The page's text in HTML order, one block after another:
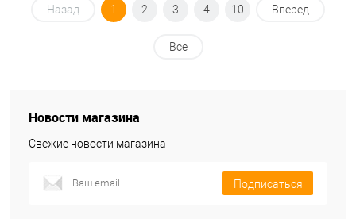
Назад 1 2 3 4 10 Вперед
Все
Новости магазина
Свежие новости магазина
Подписаться